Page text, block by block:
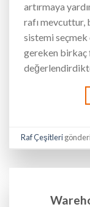
artırmaya
rafı mevcuttur,
sistemi seçmek
gereken
Raf Çeşitleri